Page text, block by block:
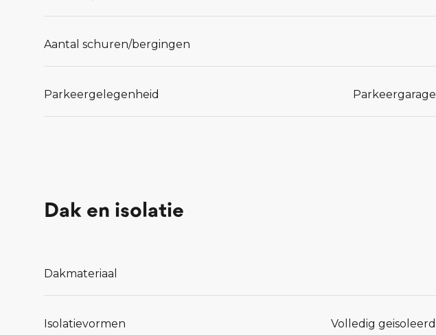
Aantal schuren/bergingen
Parkeergelegenheid Parkeergarage
Dak en isolatie
Dakmateriaal
Isolatievormen Volledig geisoleerd